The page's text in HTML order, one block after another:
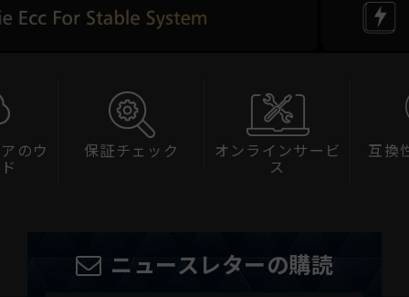
のウ
保証チェック
オンラインサービ
ス
互換
ニュースレターの購読